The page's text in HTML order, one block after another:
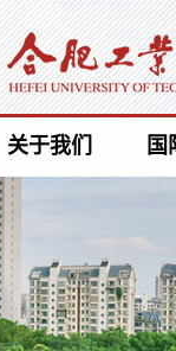
关于我们 国